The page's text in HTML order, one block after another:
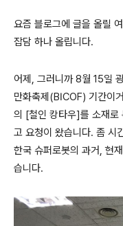
요즘 블로그에 글을 올릴
잡담 하나 올립니다.
어제, 그러니까 8월 15일
만화축제(BICOF) 기간이
의 [철인 캉타우]를 소재로
고 요청이 왔습니다. 좀 시
한국 슈퍼로봇의 과거, 현
습니다.